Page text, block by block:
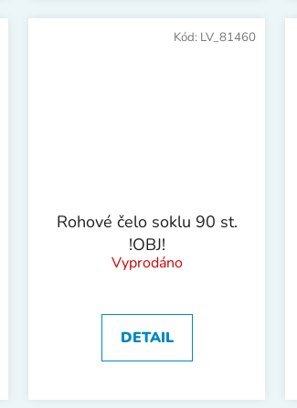
Rohové čelo soklu 90 st.
!OBJ!
Vyprodáno
DETAIL
Kód: LV_81460